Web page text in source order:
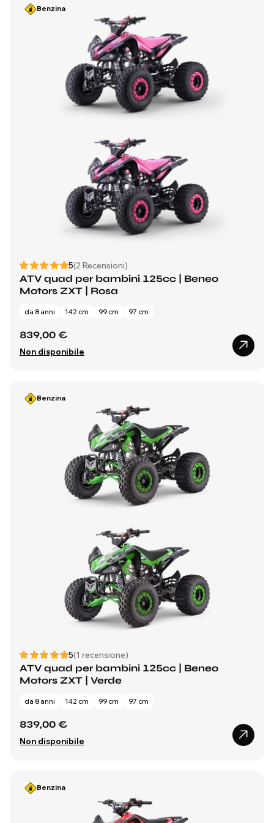
Benzina
5(2 Recensioni)
ATV quad per bambini 125cc | Beneo
Motors ZXT | Rosa
da 8 anni 142 cm 99 cm 97 cm
839,00 €
Non disponibile
Benzina
5(1 recensione)
ATV quad per bambini 125cc | Beneo
Motors ZXT | Verde
da 8 anni 142 cm 99 cm 97 cm
839,00 €
Non disponibile
Benzina